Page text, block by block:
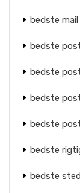
bedste
bedste
bedste
bedste
bedste
bedste
bedste